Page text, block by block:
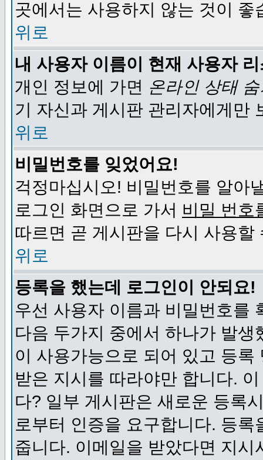
곳에서는 사용하지 않는 것이 좋
위로
내 사용자 이름이 현재 사용자
개인 정보에 가면 온라인 상태
기 자신과 게시판 관리자에게만
위로
비밀번호를 잊었어요!
걱정마십시오! 비밀번호를 알아
로그인 화면으로 가서 비밀 번호
따르면 곧 게시판을 다시 사용할
위로
등록을 했는데 로그인이 안되요!
우선 사용자 이름과 비밀번호를
다음 두가지 중에서 하나가 발
이 사용가능으로 되어 있고 등
받은 지시를 따라야만 합니다.
다? 일부 게시판은 새로운 등록
로부터 인증을 요구합니다. 등
줍니다. 이메일을 받았다면 지